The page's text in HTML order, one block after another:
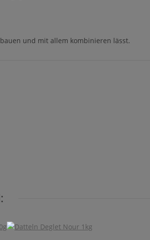
und mit allem kombinieren lässt.